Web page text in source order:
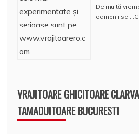
De multă
oamenii se …
VRAJITOARE GHICITOARE
TAMADUITOARE BUCURESTI